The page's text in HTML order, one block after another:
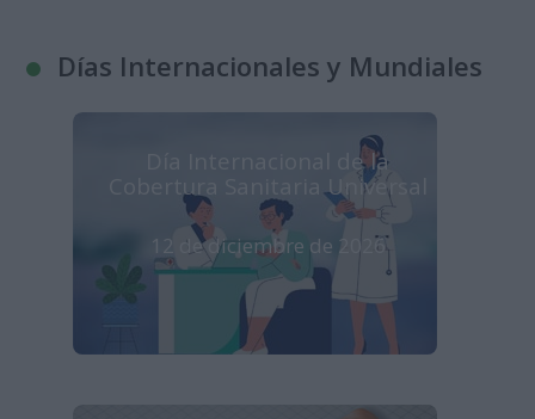
Días Internacionales y Mundiales
Día Internacional de la
Cobertura Sanitaria Universal
12 de diciembre de 2026